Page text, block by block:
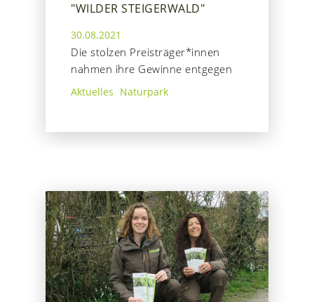
"WILDER STEIGERWALD"
30.08.2021
Die stolzen Preisträger*innen
nahmen ihre Gewinne entgegen
Aktuelles Naturpark